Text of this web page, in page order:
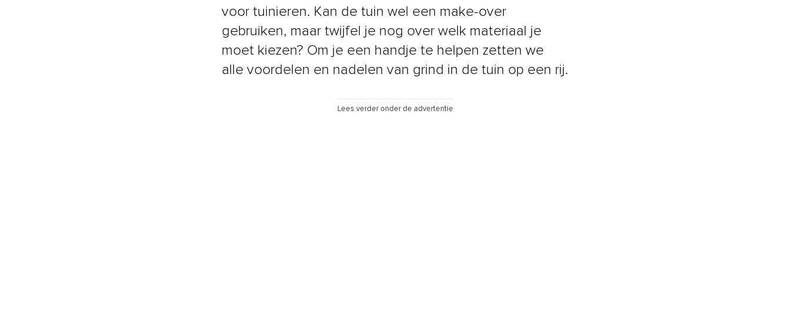
voor tuinieren. Kan de tuin wel een make-over
gebruiken, maar twijfel je nog over welk materiaal je
moet kiezen? Om je een handje te helpen zetten we
alle voordelen en nadelen van grind in de tuin op een rij.
Lees verder onder de advertentie